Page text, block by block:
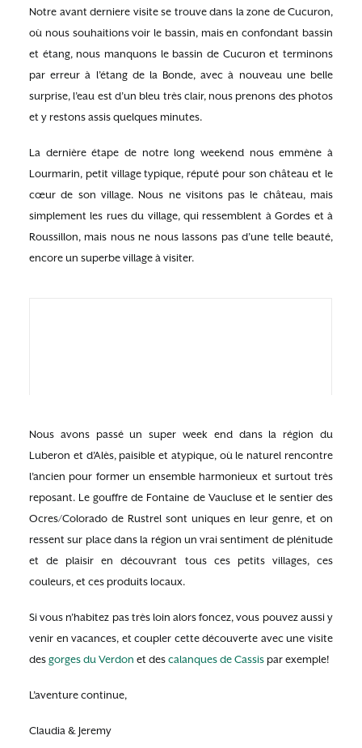
Notre avant derniere visite se trouve dans la zone de Cucuron,
où nous souhaitions voir le bassin, mais en confondant bassin
et étang, nous manquons le bassin de Cucuron et terminons
par erreur à l’étang de la Bonde, avec à nouveau une belle
surprise, l’eau est d’un bleu très clair, nous prenons des photos
et y restons assis quelques minutes.
La dernière étape de notre long weekend nous emmène à
Lourmarin, petit village typique, réputé pour son château et le
cœur de son village. Nous ne visitons pas le château, mais
simplement les rues du village, qui ressemblent à Gordes et à
Roussillon, mais nous ne nous lassons pas d’une telle beauté,
encore un superbe village à visiter.
Nous avons passé un super week end dans la région du
Luberon et d’Alès, paisible et atypique, où le naturel rencontre
l’ancien pour former un ensemble harmonieux et surtout très
reposant. Le gouffre de Fontaine de Vaucluse et le sentier des
Ocres/Colorado de Rustrel sont uniques en leur genre, et on
ressent sur place dans la région un vrai sentiment de plénitude
et de plaisir en découvrant tous ces petits villages, ces
couleurs, et ces produits locaux.
Si vous n’habitez pas très loin alors foncez, vous pouvez aussi y
venir en vacances, et coupler cette découverte avec une visite
des gorges du Verdon et des calanques de Cassis par exemple!
L’aventure continue,
Claudia & Jeremy